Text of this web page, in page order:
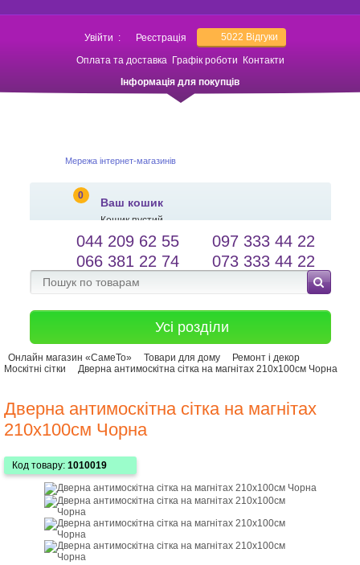
Увійти : Реєстрація 5022 Відгуки
Оплата та доставка Графік роботи
Контакти
Інформація для покупців
Мережа інтернет-магазинів
0
Ваш кошик
Кошик пустий
salessameto@gmail.com
Зворотній зв'язок
Мова сайту
044 209 62 55
097 333 44 22
066 381 22 74
073 333 44 22
Усі розділи
Онлайн магазин «СамеТо» Товари для дому
Ремонт і декор
Москітні сітки
Дверна антимоскітна сітка на магнітах 210x100см Чорна
Дверна антимоскітна сітка на магнітах
210x100см Чорна
Код товару: 1010019